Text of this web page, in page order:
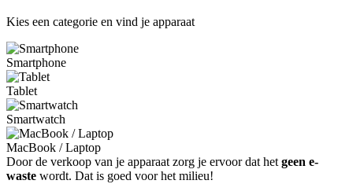
Kies een categorie en vind je apparaat
Smartphone
Tablet
Smartwatch
MacBook / Laptop
Door de verkoop van je apparaat zorg je ervoor dat het geen e-
waste wordt. Dat is goed voor het milieu!